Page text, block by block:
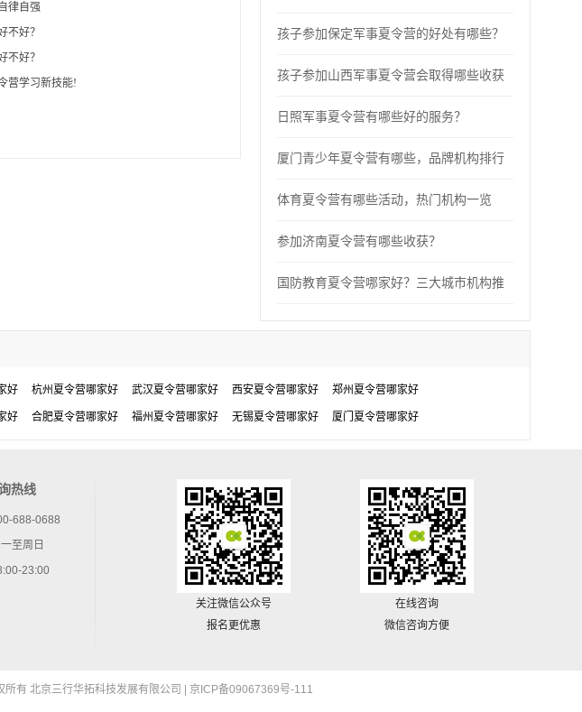
律自强
不好？
不好？
营学习新技能!
孩子参加保定军事夏令营的好处有哪些？
孩子参加山西军事夏令营会取得哪些收获
日照军事夏令营有哪些好的服务？
厦门青少年夏令营有哪些，品牌机构排行
体育夏令营有哪些活动，热门机构一览
参加济南夏令营有哪些收获？
国防教育夏令营哪家好？三大城市机构推
好 杭州夏令营哪家好 武汉夏令营哪家好 西安夏令营哪家好 郑州夏令营哪家好
好 合肥夏令营哪家好 福州夏令营哪家好 无锡夏令营哪家好 厦门夏令营哪家好
热线
688-0688
至周日
23:00
关注微信公众号
报名更优惠
在线咨询
微信咨询方便
有 北京三行华拓科技发展有限公司 | 京ICP备09067369号-111